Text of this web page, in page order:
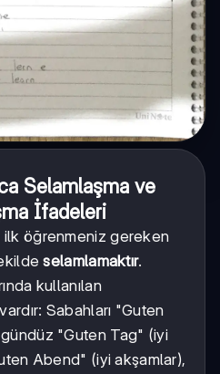
Selamlaşma ve
İfadeleri
öğrenmeniz gereken
selamlamaktır.
kullanılan
Sabahları "Guten
"Guten Tag" (iyi
Abend" (iyi akşamlar),